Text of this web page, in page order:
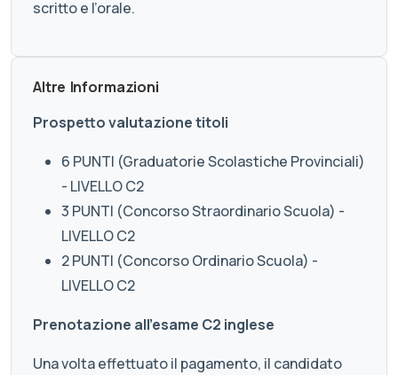
scritto e l’orale.
Altre Informazioni
Prospetto valutazione titoli
6 PUNTI (Graduatorie Scolastiche Provinciali)
- LIVELLO C2
3 PUNTI (Concorso Straordinario Scuola) -
LIVELLO C2
2 PUNTI (Concorso Ordinario Scuola) -
LIVELLO C2
Prenotazione all'esame C2 inglese
Una volta effettuato il pagamento, il candidato